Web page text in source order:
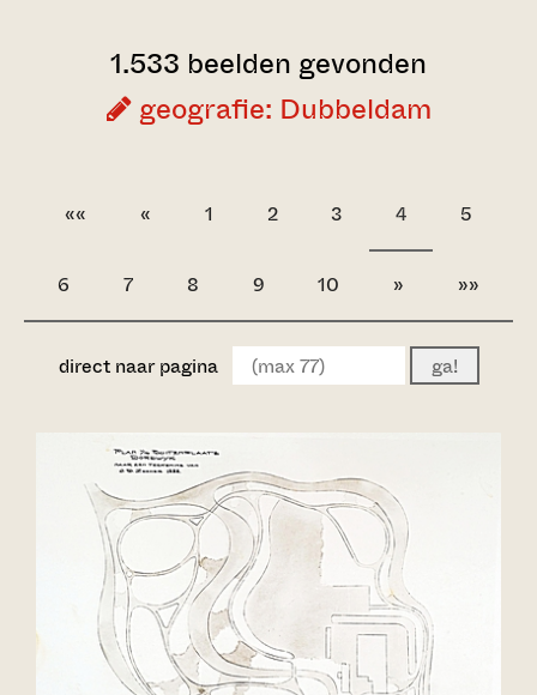
1.533 beelden gevonden
geografie: Dubbeldam
«« « 1 2 3 4 5
6 7 8 9 10 » »»
direct naar pagina ga!